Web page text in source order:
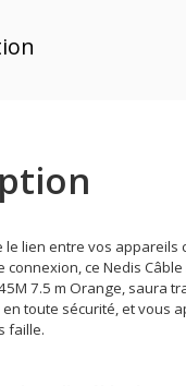
le lien entre vos appareils
connexion, ce Nedis Câble
7.5 m Orange, saura
toute sécurité, et vous
faille.